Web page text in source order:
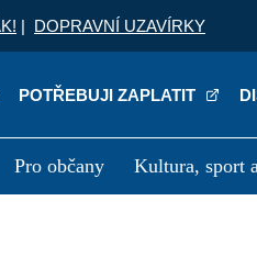
| DOPRAVNÍ UZAVÍRKY
POTŘEBUJI ZAPLATIT
Pro občany Kultura, sport